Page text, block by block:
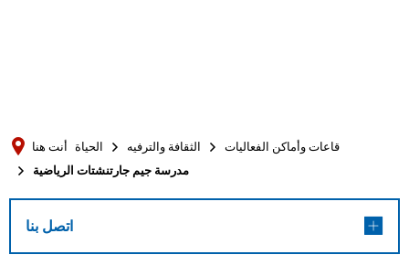
Deutsch
أنت هنا الحياة الثقافة والترفيه
قاعات وأماكن الفعاليات
مدرسة جيم جارتنشتات الرياضية
اتصل بنا